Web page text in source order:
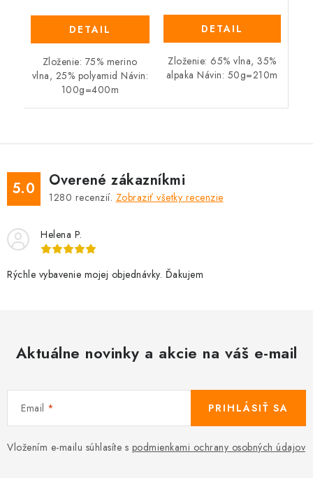
DETAIL
Zloženie: 75% merino
vlna, 25% polyamid Návin:
100g=400m
DETAIL
Zloženie: 65% vlna, 35%
alpaka Návin: 50g=210m
5.0 Overené zákazníkmi
1280 recenzií. Zobraziť všetky recenzie
Helena P.
Rýchle vybavenie mojej objednávky. Ďakujem
Aktuálne novinky a akcie na váš e-mail
Email
Vložením e-mailu súhlasíte s podmienkami ochrany osobných údajov
PRIHLÁSIŤ SA